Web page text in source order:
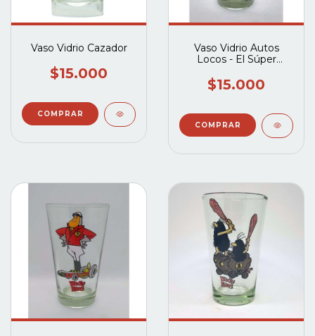
Vaso Vidrio Cazador
$15.000
Vaso Vidrio Autos
Locos - El Súper
$15.000